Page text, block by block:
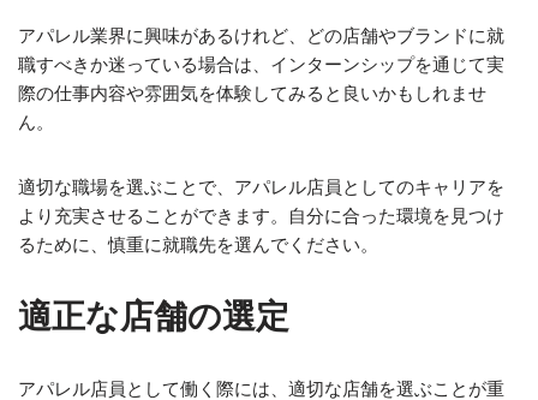
アパレル業界に興味があるけれど、どの店舗やブランドに就
職すべきか迷っている場合は、インターンシップを通じて実
際の仕事内容や雰囲気を体験してみると良いかもしれませ
ん。
適切な職場を選ぶことで、アパレル店員としてのキャリアを
より充実させることができます。自分に合った環境を見つけ
るために、慎重に就職先を選んでください。
適正な店舗の選定
アパレル店員として働く際には、適切な店舗を選ぶことが重